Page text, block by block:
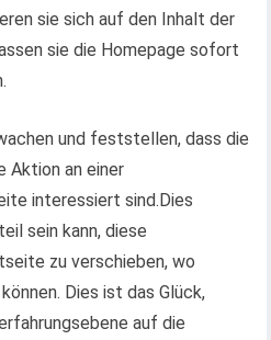
sie sich auf den Inhalt der
sie die Homepage sofort
und feststellen, dass die
Aktion an einer
interessiert sind.Dies
sein kann, diese
zu verschieben, wo
Dies ist das Glück,
auf die